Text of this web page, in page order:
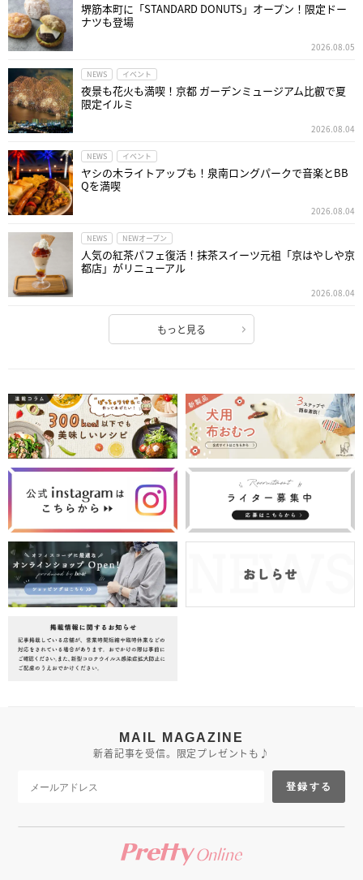
堺筋本町に「STANDARD DONUTS」オープン！限定ドー
ナツも登場
2026.08.05
NEWS イベント
夜景も花火も満喫！京都 ガーデンミュージアム比叡で夏
限定イルミ
2026.08.04
NEWS イベント
ヤシの木ライトアップも！泉南ロングパークで音楽とBB
Qを満喫
2026.08.04
NEWS NEWオープン
人気の紅茶パフェ復活！抹茶スイーツ元祖「京はやしや京
都店」がリニューアル
2026.08.04
もっと見る
MAIL MAGAZINE
新着記事を受信。限定プレゼントも♪
登録する